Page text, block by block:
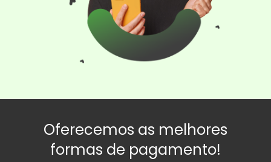
Oferecemos as melhores
formas de pagamento!